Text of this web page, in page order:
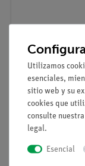
Diodos como
rectificadores
Utilizamos
esenciales,
sitio web y su
cookies que
consulte nuestra
legal.
Esencial